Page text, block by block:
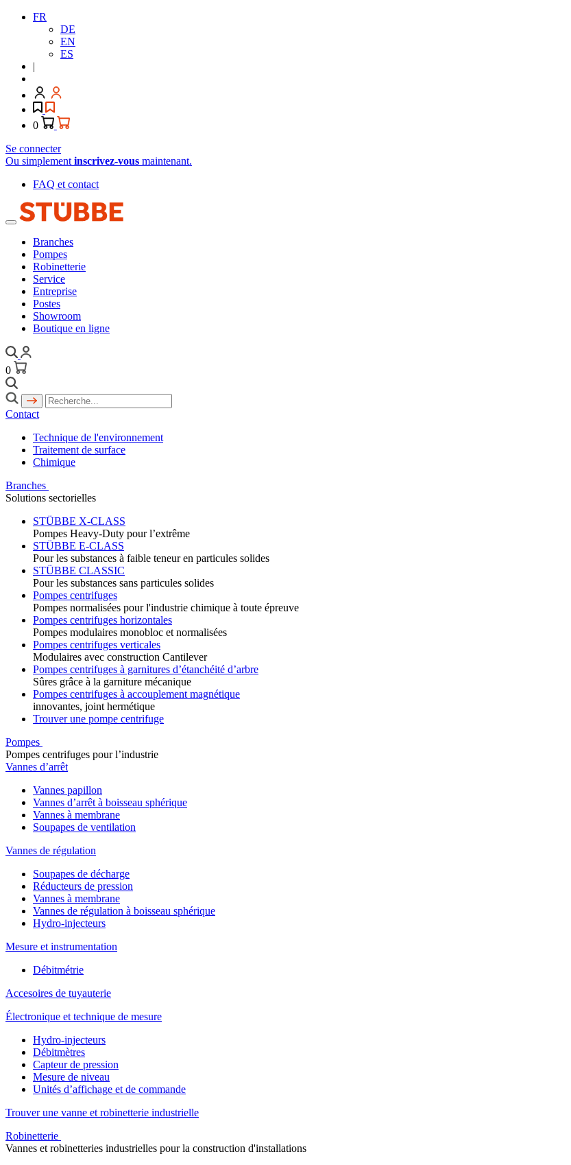
FR
DE
EN
ES
|
0
Se connecter
Ou simplement inscrivez-vous maintenant.
FAQ et contact
Branches
Pompes
Robinetterie
Service
Entreprise
Postes
Showroom
Boutique en ligne
0
Contact
Technique de l'environnement
Traitement de surface
Chimique
Branches
Solutions sectorielles
STÜBBE X-CLASS
Pompes Heavy-Duty pour l’extrême
STÜBBE E-CLASS
Pour les substances à faible teneur en particules solides
STÜBBE CLASSIC
Pour les substances sans particules solides
Pompes centrifuges
Pompes normalisées pour l'industrie chimique à toute épreuve
Pompes centrifuges horizontales
Pompes modulaires monobloc et normalisées
Pompes centrifuges verticales
Modulaires avec construction Cantilever
Pompes centrifuges à garnitures d’étanchéité d’arbre
Sûres grâce à la garniture mécanique
Pompes centrifuges à accouplement magnétique
innovantes, joint hermétique
Trouver une pompe centrifuge
Pompes
Pompes centrifuges pour l’industrie
Vannes d’arrêt
Vannes papillon
Vannes d’arrêt à boisseau sphérique
Vannes à membrane
Soupapes de ventilation
Vannes de régulation
Soupapes de décharge
Réducteurs de pression
Vannes à membrane
Vannes de régulation à boisseau sphérique
Hydro-injecteurs
Mesure et instrumentation
Débitmétrie
Accesoires de tuyauterie
Électronique et technique de mesure
Hydro-injecteurs
Débitmètres
Capteur de pression
Mesure de niveau
Unités d’affichage et de commande
Trouver une vanne et robinetterie industrielle
Robinetterie
Vannes et robinetteries industrielles pour la construction d'installations